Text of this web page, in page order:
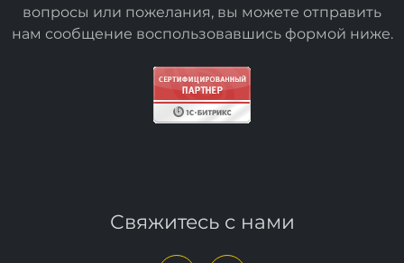
вопросы или пожелания, вы можете отправить
нам сообщение воспользовавшись формой ниже.
Свяжитесь с нами